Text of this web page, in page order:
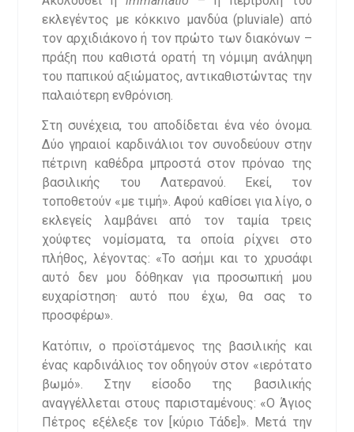
εκλεγέντος με κόκκινο μανδύα (pluviale) από
τον αρχιδιάκονο ή τον πρώτο των διακόνων –
πράξη που καθιστά ορατή τη νόμιμη ανάληψη
του παπικού αξιώματος, αντικαθιστώντας την
παλαιότερη ενθρόνιση.
Στη συνέχεια, του αποδίδεται ένα νέο όνομα.
Δύο γηραιοί καρδινάλιοι τον συνοδεύουν στην
πέτρινη καθέδρα μπροστά στον πρόναο της
βασιλικής του Λατερανού. Εκεί, τον
τοποθετούν «με τιμή». Αφού καθίσει για λίγο, ο
εκλεγείς λαμβάνει από τον ταμία τρεις
χούφτες νομίσματα, τα οποία ρίχνει στο
πλήθος, λέγοντας: «Το ασήμι και το χρυσάφι
αυτό δεν μου δόθηκαν για προσωπική μου
ευχαρίστηση· αυτό που έχω, θα σας το
προσφέρω».
Κατόπιν, ο προϊστάμενος της βασιλικής και
ένας καρδινάλιος τον οδηγούν στον «ιερότατο
βωμό». Στην είσοδο της βασιλικής
αναγγέλλεται στους παρισταμένους: «Ο Άγιος
Πέτρος εξέλεξε τον [κύριο Τάδε]». Μετά την